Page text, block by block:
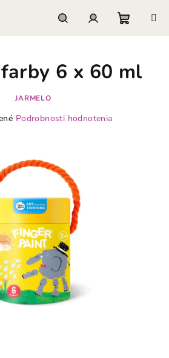
košík
6 x 60 ml
JARMELO
Podrobnosti hodnotenia